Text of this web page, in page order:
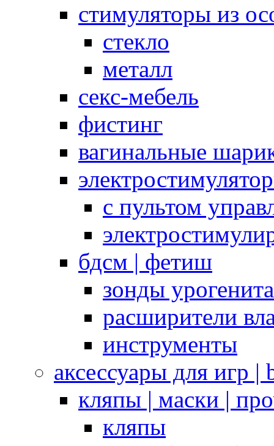
стимуляторы из
стекло
металл
секс-мебель
фистинг
вагинальные
с пультом
бдсм | фетиш
зонды
расширители
инструменты
аксессуары для игр |
кляпы | маски |
кляпы